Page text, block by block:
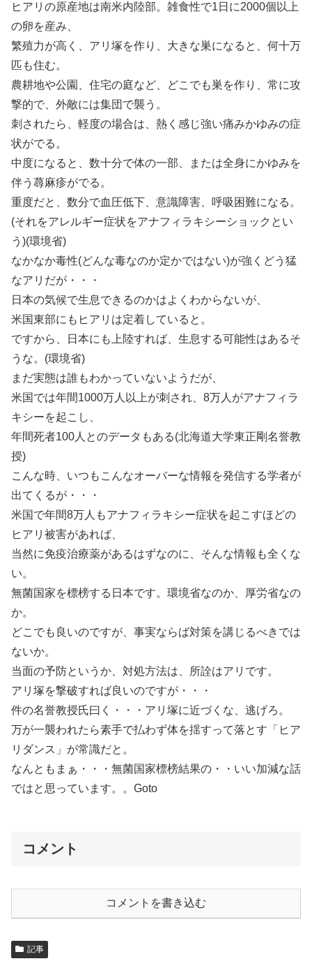
ヒアリの原産地は南米内陸部。雑食性で1日に2000個以上
の卵を産み、
繁殖力が高く、アリ塚を作り、大きな巣になると、何十万
匹も住む。
農耕地や公園、住宅の庭など、どこでも巣を作り、常に攻
撃的で、外敵には集団で襲う。
刺されたら、軽度の場合は、熱く感じ強い痛みかゆみの症
状がでる。
中度になると、数十分で体の一部、または全身にかゆみを
伴う蕁麻疹がでる。
重度だと、数分で血圧低下、意識障害、呼吸困難になる。
(それをアレルギー症状をアナフィラキシーショックとい
う)(環境省)
なかなか毒性(どんな毒なのか定かではない)が強くどう猛
なアリだが・・・
日本の気候で生息できるのかはよくわからないが、
米国東部にもヒアリは定着していると。
ですから、日本にも上陸すれば、生息する可能性はあるそ
うな。(環境省)
まだ実態は誰もわかっていないようだが、
米国では年間1000万人以上が刺され、8万人がアナフィラ
キシーを起こし、
年間死者100人とのデータもある(北海道大学東正剛名誉教
授)
こんな時、いつもこんなオーバーな情報を発信する学者が
出てくるが・・・
米国で年間8万人もアナフィラキシー症状を起こすほどの
ヒアリ被害があれば、
当然に免疫治療薬があるはずなのに、そんな情報も全くな
い。
無菌国家を標榜する日本です。環境省なのか、厚労省なの
か。
どこでも良いのですが、事実ならば対策を講じるべきでは
ないか。
当面の予防というか、対処方法は、所詮はアリです。
アリ塚を撃破すれば良いのですが・・・
件の名誉教授氏曰く・・・アリ塚に近づくな、逃げろ。
万が一襲われたら素手で払わず体を揺すって落とす「ヒア
リダンス」が常識だと。
なんともまぁ・・・無菌国家標榜結果の・・いい加減な話
ではと思っています。。Goto
コメント
コメントを書き込む
記事